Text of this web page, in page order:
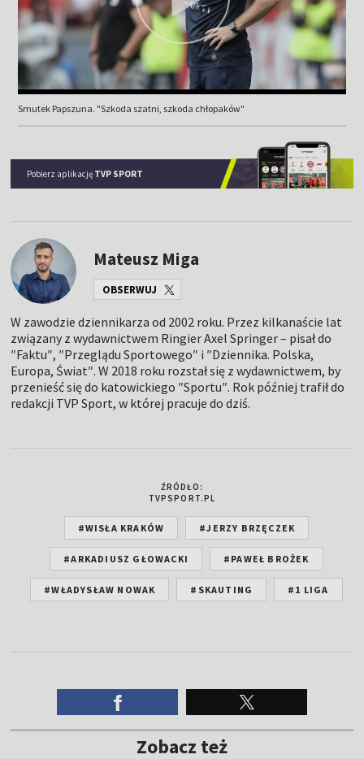
Smutek Papszuna. "Szkoda szatni, szkoda chłopaków"
Pobierz aplikację TVP SPORT
Mateusz Miga
OBSERWUJ
W zawodzie dziennikarza od 2002 roku. Przez kilkanaście lat
związany z wydawnictwem Ringier Axel Springer – pisał do
″Faktu″, ″Przeglądu Sportowego″ i ″Dziennika. Polska,
Europa, Świat″. W 2018 roku rozstał się z wydawnictwem, by
przenieść się do katowickiego ″Sportu″. Rok później trafił do
redakcji TVP Sport, w której pracuje do dziś.
ŹRÓDŁO:
TVPSPORT.PL
#WISŁA KRAKÓW #JERZY BRZĘCZEK
#ARKADIUSZ GŁOWACKI #PAWEŁ BROŻEK
#WŁADYSŁAW NOWAK #SKAUTING #1 LIGA
Zobacz też